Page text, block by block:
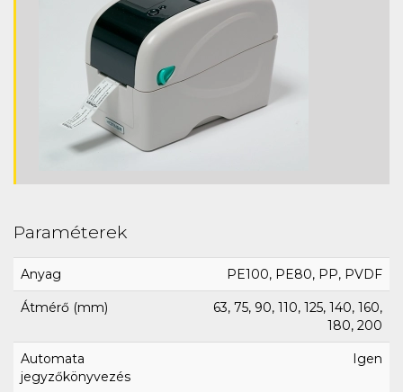
Paraméterek
Anyag PE100, PE80, PP, PVDF
Átmérő (mm)
63, 75, 90, 110, 125, 140, 160,
180, 200
Automata
jegyzőkönyvezés
Igen